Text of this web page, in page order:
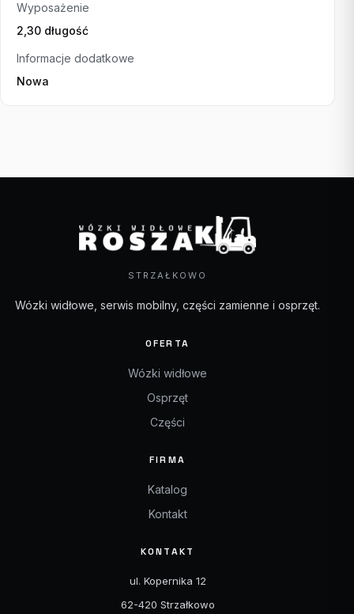
Wyposażenie
2,30 długość
Informacje dodatkowe
Nowa
STRZAŁKOWO
Wózki widłowe, serwis mobilny, części zamienne i osprzęt.
OFERTA
Wózki widłowe
Osprzęt
Części
FIRMA
Katalog
Kontakt
KONTAKT
ul. Kopernika 12
62-420 Strzałkowo